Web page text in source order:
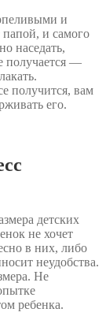
и
и самого
наседать,
получается —
получится, вам
его.
детских
не хочет
в них, либо
неудобства.
Не
ребенка.